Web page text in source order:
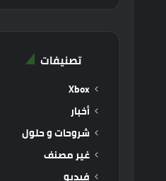
تصنيفات
Xbox
أخبار
شروحات و حلول
غير مصنف
فيديو